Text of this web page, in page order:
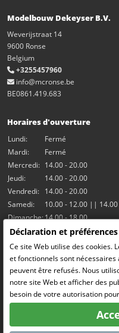
Modelbouw Dekeyser B.V.
Weverijstraat 14
9600 Ronse
Belgium
+3255457960
info@mcronse.be
BE0861.419.683
Horaires d'ouverture
Lundi:
Fermé
Mardi:
Fermé
Mercredi: 14.00 - 20.00
Jeudi:
14.00 - 20.00
Vendredi: 14.00 - 20.00
Samedi:
10.00 - 12.00 || 14.00
Dimanche:14.00 - 18.00
Nos activités
Salle Hangar7
Le RC Drift
RC Bangers (Demolition Derby)
Fun and Friends
Médias sociaux
Déclaration et
Ce site Web utilise des cookies.
et fonctionnels sont
peuvent être refusés. Nous
notre site Web et afficher des
besoin de votre autorisation